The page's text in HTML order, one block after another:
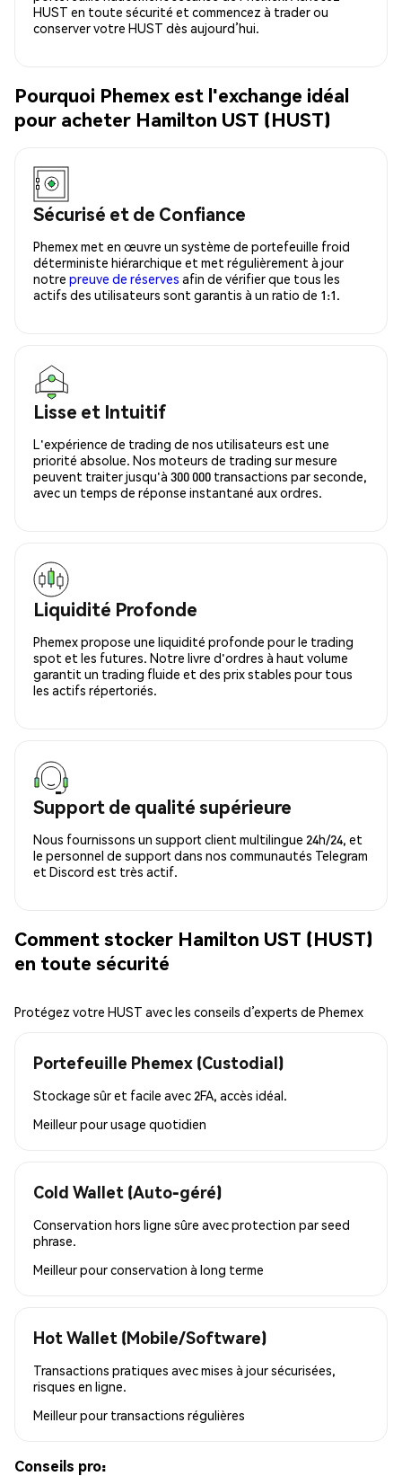
HUST en toute sécurité et commencez à trader ou
conserver votre HUST dès aujourd’hui.
Pourquoi Phemex est l'exchange idéal
pour acheter Hamilton UST (HUST)
Sécurisé et de Confiance
Phemex met en œuvre un système de portefeuille froid
déterministe hiérarchique et met régulièrement à jour
notre preuve de réserves afin de vérifier que tous les
actifs des utilisateurs sont garantis à un ratio de 1:1.
Lisse et Intuitif
L'expérience de trading de nos utilisateurs est une
priorité absolue. Nos moteurs de trading sur mesure
peuvent traiter jusqu'à 300 000 transactions par seconde,
avec un temps de réponse instantané aux ordres.
Liquidité Profonde
Phemex propose une liquidité profonde pour le trading
spot et les futures. Notre livre d'ordres à haut volume
garantit un trading fluide et des prix stables pour tous
les actifs répertoriés.
Support de qualité supérieure
Nous fournissons un support client multilingue 24h/24, et
le personnel de support dans nos communautés Telegram
et Discord est très actif.
Comment stocker Hamilton UST (HUST)
en toute sécurité
Protégez votre HUST avec les conseils d’experts de Phemex
Portefeuille Phemex (Custodial)
Stockage sûr et facile avec 2FA, accès idéal.
Meilleur pourusage quotidien
Cold Wallet (Auto-géré)
Conservation hors ligne sûre avec protection par seed
phrase.
Meilleur pourconservation à long terme
Hot Wallet (Mobile/Software)
Transactions pratiques avec mises à jour sécurisées,
risques en ligne.
Meilleur pour transactions régulières
Conseils pro: